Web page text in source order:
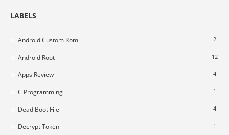
LABELS
Android Custom Rom 2
Android Root 12
Apps Review 4
C Programming 1
Dead Boot File 4
Decrypt Token 1